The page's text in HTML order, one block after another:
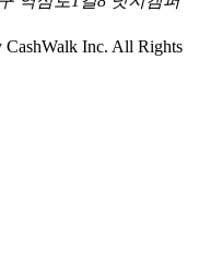
Inc. All Rights